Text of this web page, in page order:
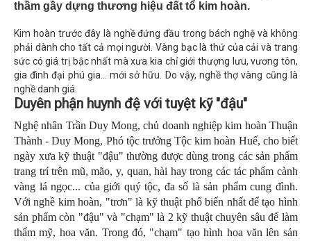
thầm gầy dựng thương hiệu đất tổ kim hoàn.
Kim hoàn trước đây là nghề đứng đầu trong bách nghệ và không
phải dành cho tất cả mọi người. Vàng bạc là thứ của cải và trang
sức có giá trị bậc nhất mà xưa kia chỉ giới thượng lưu, vương tôn,
gia đình đại phú gia... mới sở hữu. Do vậy, nghề thợ vàng cũng là
nghề danh giá.
Duyên phận huynh đệ với tuyệt kỹ "đậu"
Nghệ nhân Trần Duy Mong, chủ doanh nghiệp kim hoàn Thuận
Thành - Duy Mong, Phó tộc trưởng Tộc kim hoàn Huế, cho biết
ngày xưa kỹ thuật "đậu" thường được dùng trong các sản phẩm
trang trí trên mũ, mão, y, quan, hài hay trong các tác phẩm cành
vàng lá ngọc... của giới quý tộc, đa số là sản phẩm cung đình.
Với nghề kim hoàn, "trơn" là kỹ thuật phổ biến nhất để tạo hình
sản phẩm còn "đậu" và "chạm" là 2 kỹ thuật chuyên sâu để làm
thẩm mỹ, hoa văn. Trong đó, "chạm" tạo hình hoa văn lên sản